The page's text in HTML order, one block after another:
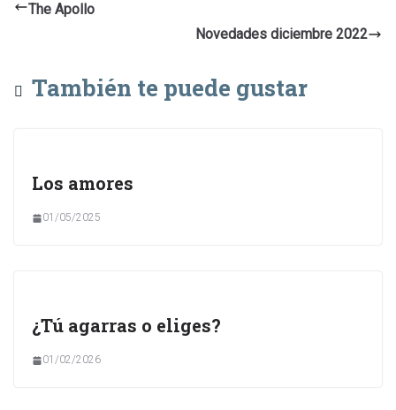
The Apollo
Novedades diciembre 2022
También te puede gustar
Los amores
01/05/2025
¿Tú agarras o eliges?
01/02/2026